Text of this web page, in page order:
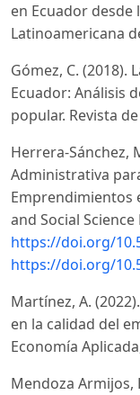
en Ecuador desde
Latinoamericana
Gómez, C. (2018).
Ecuador: Análisis
popular. Revista
Herrera-Sánchez,
Administrativa
Emprendimientos
and Social Science
https://doi.org/
https://doi.org/
Martínez, A.
en la calidad del
Economía
Mendoza Armijos,